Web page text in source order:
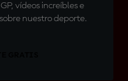
vídeos increíbles e
nuestro deporte.